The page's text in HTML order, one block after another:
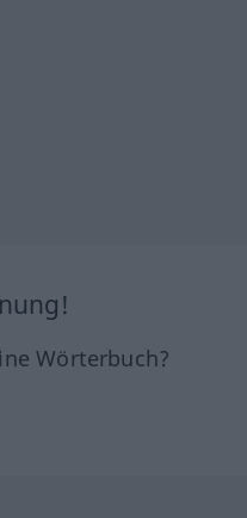
Wörterbuch?